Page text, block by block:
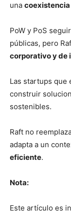
una
PoW y PoS
públicas, pero
corporativo y de
Las startups que
construir
sostenibles.
Raft no
adapta a un
eficiente.
Nota:
Este artículo es